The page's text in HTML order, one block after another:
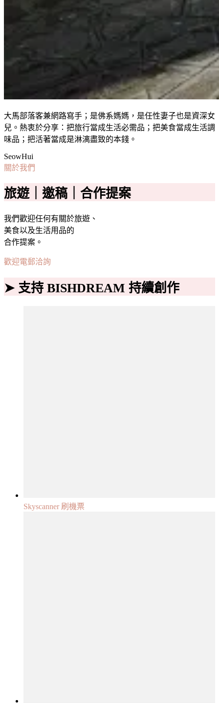
大馬部落客兼網路寫手；是佛系媽媽，是任性妻子也是資深女
兒。熱衷於分享：把旅行當成生活必需品；把美食當成生活調
味品；把活著當成是淋漓盡致的本錢。
SeowHui
關於我們
旅遊｜邀稿｜合作提案
我們歡迎任何有關於旅遊、
美食以及生活用品的
合作提案。
歡迎電郵洽詢
➤ 支持 BISHDREAM 持續創作
Skyscanner 刷機票